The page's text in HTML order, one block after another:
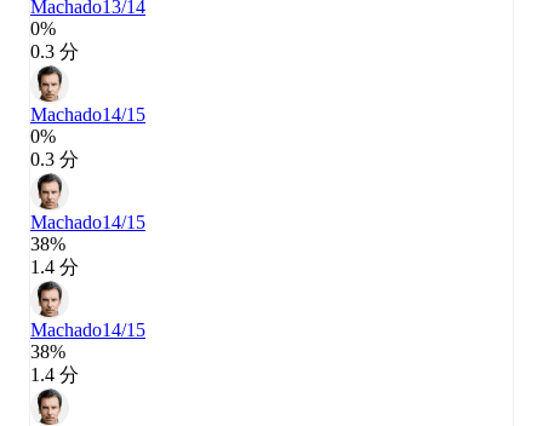
Machado13/14
0%
0.3 分
Machado14/15
0%
0.3 分
Machado14/15
38%
1.4 分
Machado14/15
38%
1.4 分